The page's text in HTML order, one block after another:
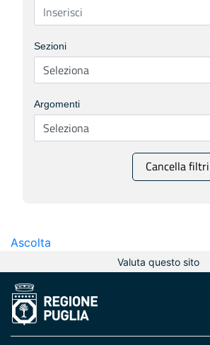
Sezioni
Argomenti
Cancella filtri
Ascolta
Valuta questo sito